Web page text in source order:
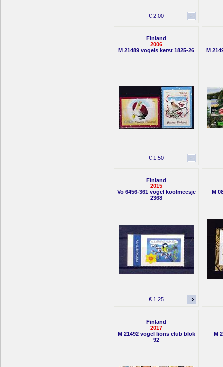
€ 2,00
Finland
2006
M 21489 vogels kerst 1825-26
€ 1,50
M
Finland
2015
Vo 6456-361 vogel koolmeesje
2368
€ 1,25
M
Finland
2017
M 21492 vogel lions club blok
92
M